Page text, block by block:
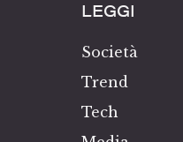
LEGGI
Società
Trend
Tech